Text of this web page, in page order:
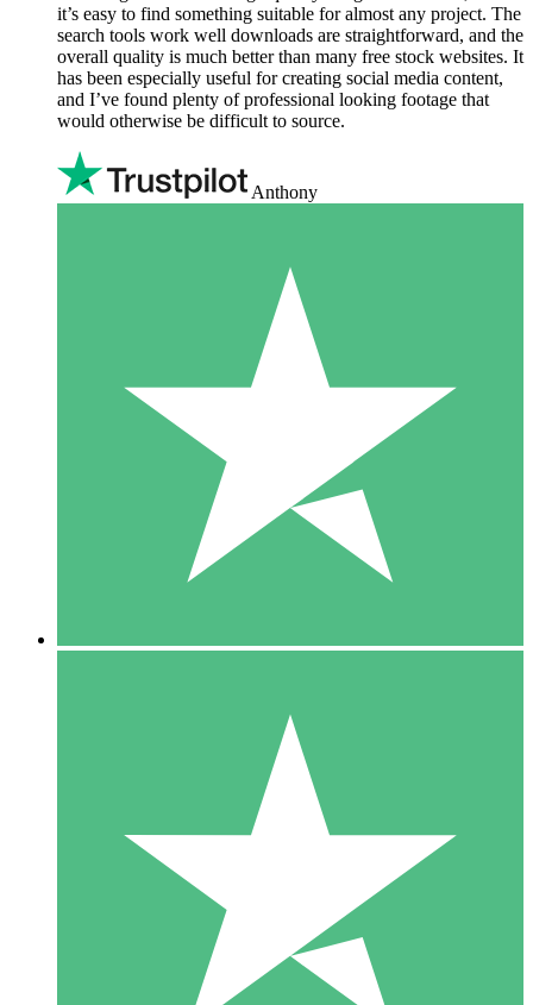
it’s easy to find something suitable for almost any project. The
search tools work well downloads are straightforward, and the
overall quality is much better than many free stock websites. It
has been especially useful for creating social media content,
and I’ve found plenty of professional looking footage that
would otherwise be difficult to source.
Anthony